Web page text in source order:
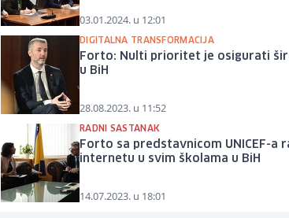
03.01.2024. u 12:01
DIGITALNA TRANSFORMACIJA
Forto: Nulti prioritet je osigurati
u BiH
28.08.2023. u 11:52
RADNI SASTANAK
Forto sa predstavnicom UNICEF-a
internetu u svim školama u BiH
14.07.2023. u 18:01